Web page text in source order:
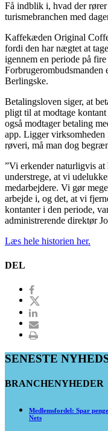
Få indblik i, hvad der
turismebranchen med
Kaffekæden Original
fordi den har nægtet at
igennem en periode på
Berlingske.
Betalingsloven siger, at
pligt til at modtage
også modtager betaling
app. Ligger
røveri, må man dog
”Vi erkender naturligvis
understrege, at vi
medarbejdere. Vi gør
arbejde i, og det, at vi
kontanter i den periode,
administrerende direktør
Læs hele historien her.
DEL
SENESTE
BRANCHENYHEDER
Medlemsfordel: Spar
Nets